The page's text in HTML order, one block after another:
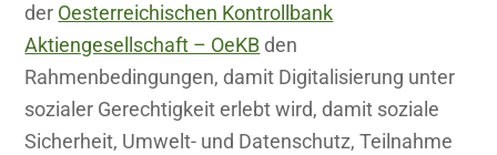
der Oesterreichischen Kontrollbank
Aktiengesellschaft – OeKB den
Rahmenbedingungen, damit Digitalisierung unter
sozialer Gerechtigkeit erlebt wird, damit soziale
Sicherheit, Umwelt- und Datenschutz, Teilnahme